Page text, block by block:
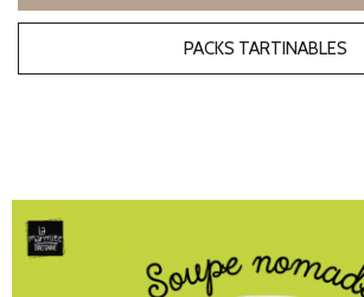
PACKS TARTINABLES